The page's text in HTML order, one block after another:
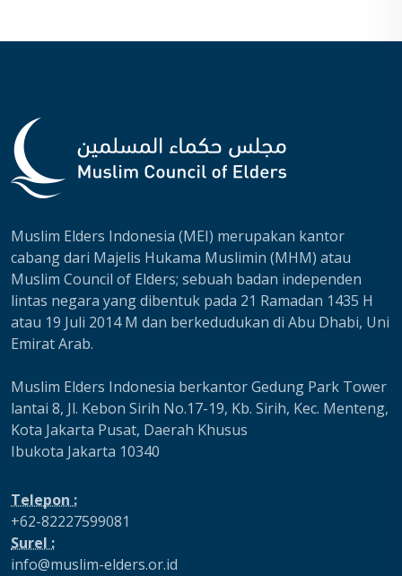
Muslim Elders Indonesia (MEI) merupakan kantor
cabang dari Majelis Hukama Muslimin (MHM) atau
Muslim Council of Elders; sebuah badan independen
lintas negara yang dibentuk pada 21 Ramadan 1435 H
atau 19 Juli 2014 M dan berkedudukan di Abu Dhabi, Uni
Emirat Arab.
Muslim Elders Indonesia berkantor Gedung Park Tower
lantai 8, Jl. Kebon Sirih No.17-19, Kb. Sirih, Kec. Menteng,
Kota Jakarta Pusat, Daerah Khusus
Ibukota Jakarta 10340
Telepon :
+62-82227599081
Surel :
info@muslim-elders.or.id